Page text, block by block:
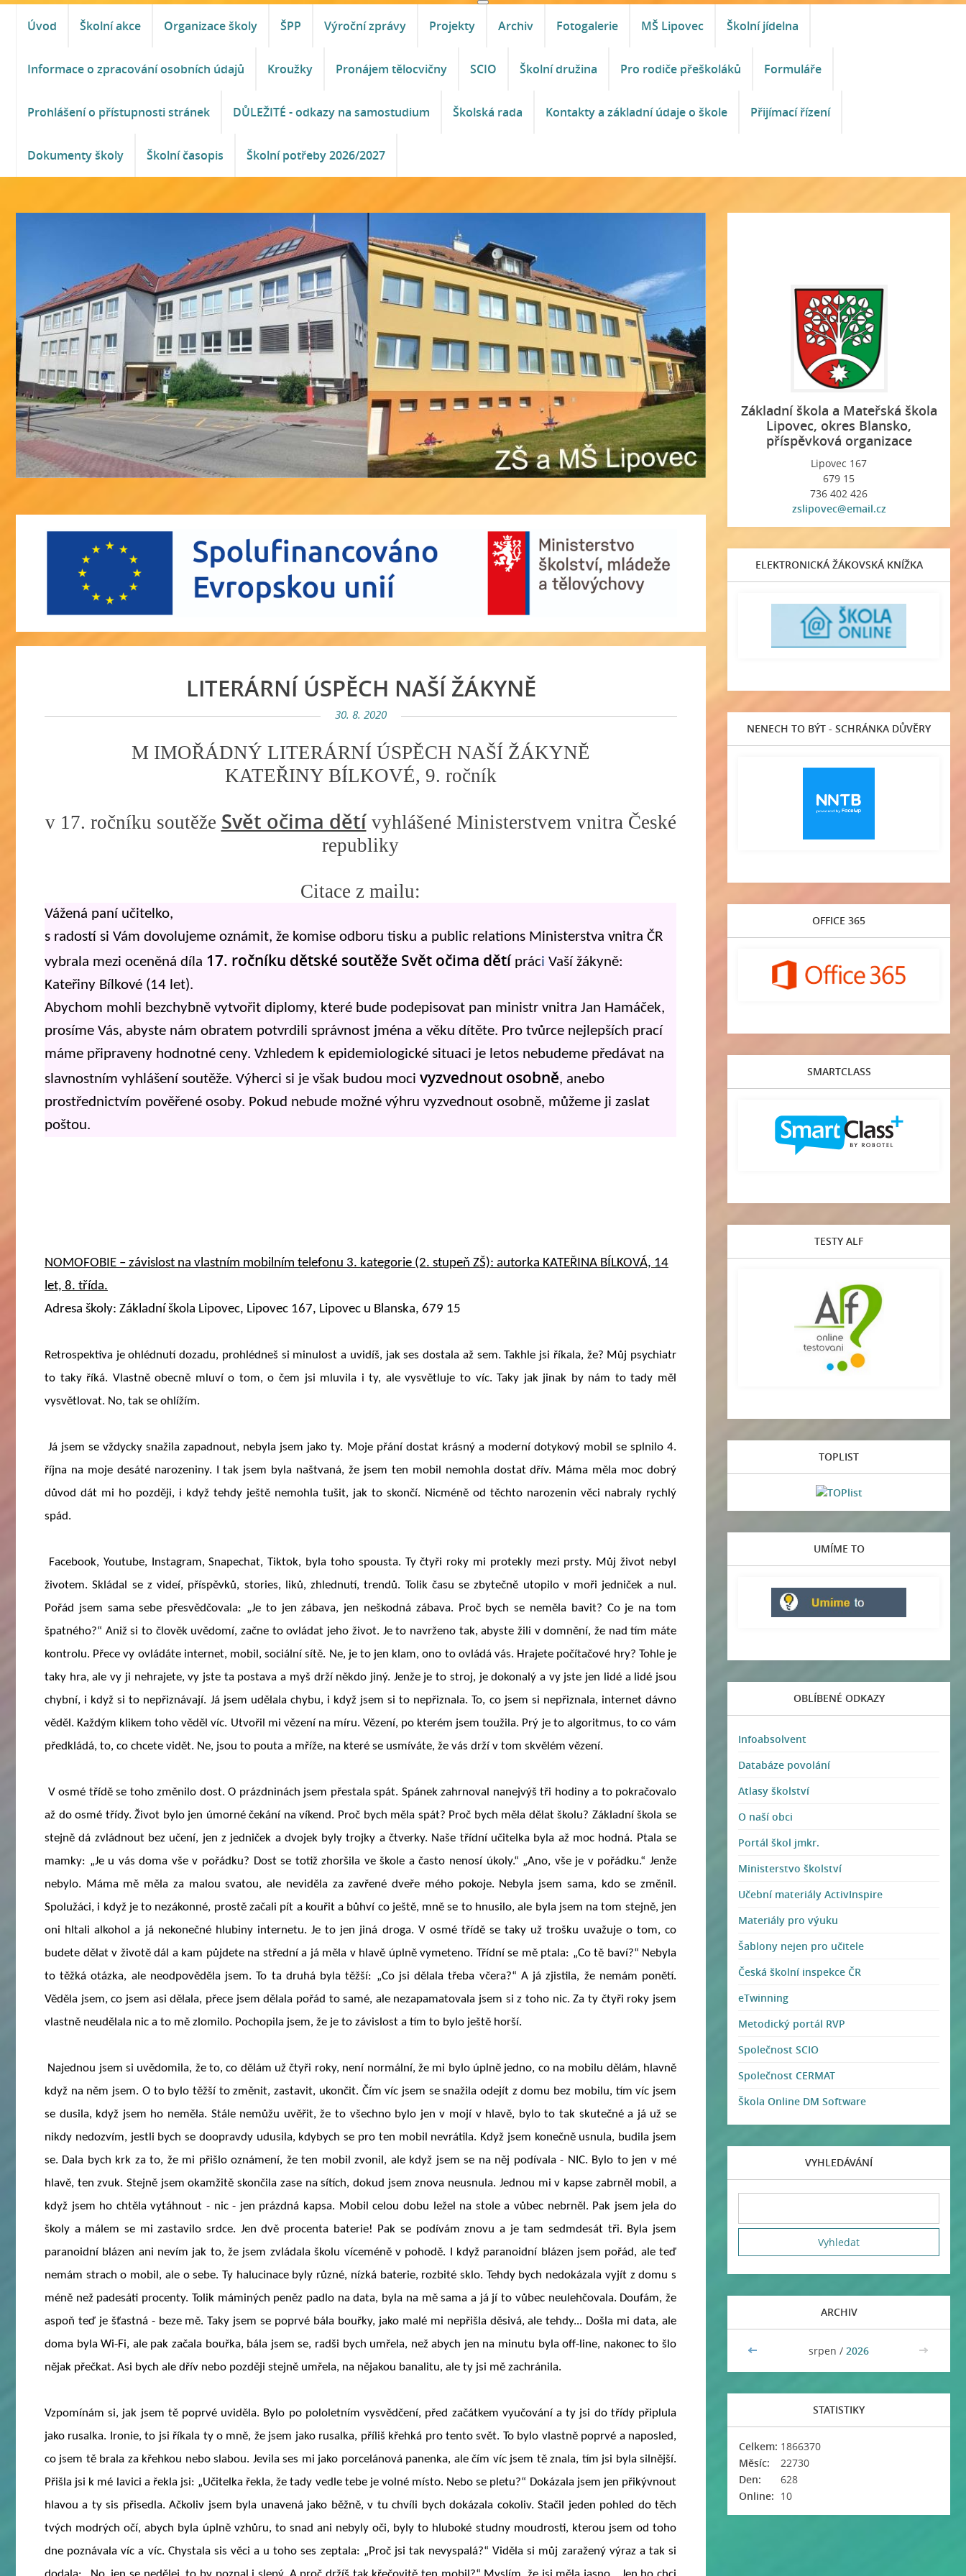
Úvod Školní akce Organizace školy ŠPP Výroční zprávy Projekty Archiv Fotogalerie MŠ Lipovec Školní jídelna
Informace o zpracování osobních údajů Kroužky Pronájem tělocvičny SCIO Školní družina Pro rodiče přeškoláků Formuláře
Prohlášení o přístupnosti stránek DŮLEŽITÉ - odkazy na samostudium Školská rada Kontakty a základní údaje o škole Přijímací řízení
Dokumenty školy Školní časopis Školní potřeby 2026/2027
LITERÁRNÍ ÚSPĚCH NAŠÍ ŽÁKYNĚ
30. 8. 2020
M IMOŘÁDNÝ LITERÁRNÍ ÚSPĚCH NAŠÍ ŽÁKYNĚ
KATEŘINY BÍLKOVÉ, 9. ročník
v 17. ročníku soutěže Svět očima dětívyhlášené Ministerstvem vnitra České
republiky
Citace z mailu:
Vážená paní učitelko,
s radostí si Vám dovolujeme oznámit, že komise odboru tisku a public relations Ministerstva vnitra ČR
vybrala mezi oceněná díla 17. ročníku dětské soutěže Svět očima dětí práci Vaší žákyně:
Kateřiny Bílkové (14 let).
Abychom mohli bezchybně vytvořit diplomy, které bude podepisovat pan ministr vnitra Jan Hamáček,
prosíme Vás, abyste nám obratem potvrdili správnost jména a věku dítěte. Pro tvůrce nejlepších prací
máme připraveny hodnotné ceny. Vzhledem k epidemiologické situaci je letos nebudeme předávat na
slavnostním vyhlášení soutěže. Výherci si je však budou moci vyzvednout osobně, anebo
prostřednictvím pověřené osoby. Pokud nebude možné výhru vyzvednout osobně, můžeme ji zaslat
poštou.
NOMOFOBIE – závislost na vlastním mobilním telefonu 3. kategorie (2. stupeň ZŠ): autorka KATEŘINA BÍLKOVÁ, 14
let, 8. třída.
Adresa školy: Základní škola Lipovec, Lipovec 167, Lipovec u Blanska, 679 15
Retrospektiva je ohlédnutí dozadu, prohlédneš si minulost a uvidíš, jak ses dostala až sem. Takhle jsi říkala, že? Můj psychiatr
to taky říká. Vlastně obecně mluví o tom, o čem jsi mluvila i ty, ale vysvětluje to víc. Taky jak jinak by nám to tady měl
vysvětlovat. No, tak se ohlížím.
Já jsem se vždycky snažila zapadnout, nebyla jsem jako ty. Moje přání dostat krásný a moderní dotykový mobil se splnilo 4.
října na moje desáté narozeniny. I tak jsem byla naštvaná, že jsem ten mobil nemohla dostat dřív. Máma měla moc dobrý
důvod dát mi ho později, i když tehdy ještě nemohla tušit, jak to skončí. Nicméně od těchto narozenin věci nabraly rychlý
spád.
Facebook, Youtube, Instagram, Snapechat, Tiktok, byla toho spousta. Ty čtyři roky mi protekly mezi prsty. Můj život nebyl
životem. Skládal se z videí, příspěvků, stories, liků, zhlednutí, trendů. Tolik času se zbytečně utopilo v moři jedniček a nul.
Pořád jsem sama sebe přesvědčovala: „Je to jen zábava, jen neškodná zábava. Proč bych se neměla bavit? Co je na tom
špatného?“ Aniž si to člověk uvědomí, začne to ovládat jeho život. Je to navrženo tak, abyste žili v domnění, že nad tím máte
kontrolu. Přece vy ovládáte internet, mobil, sociální sítě. Ne, je to jen klam, ono to ovládá vás. Hrajete počítačové hry? Tohle je
taky hra, ale vy ji nehrajete, vy jste ta postava a myš drží někdo jiný. Jenže je to stroj, je dokonalý a vy jste jen lidé a lidé jsou
chybní, i když si to nepřiznávají. Já jsem udělala chybu, i když jsem si to nepřiznala. To, co jsem si nepřiznala, internet dávno
věděl. Každým klikem toho věděl víc. Utvořil mi vězení na míru. Vězení, po kterém jsem toužila. Prý je to algoritmus, to co vám
předkládá, to, co chcete vidět. Ne, jsou to pouta a mříže, na které se usmíváte, že vás drží v tom skvělém vězení.
V osmé třídě se toho změnilo dost. O prázdninách jsem přestala spát. Spánek zahrnoval nanejvýš tři hodiny a to pokračovalo
až do osmé třídy. Život bylo jen úmorné čekání na víkend. Proč bych měla spát? Proč bych měla dělat školu? Základní škola se
stejně dá zvládnout bez učení, jen z jedniček a dvojek byly trojky a čtverky. Naše třídní učitelka byla až moc hodná. Ptala se
mamky: „Je u vás doma vše v pořádku? Dost se totiž zhoršila ve škole a často nenosí úkoly.“ „Ano, vše je v pořádku.“ Jenže
nebylo. Máma mě měla za malou svatou, ale neviděla za zavřené dveře mého pokoje. Nebyla jsem sama, kdo se změnil.
Spolužáci, i když je to nezákonné, prostě začali pít a kouřit a bůhví co ještě, mně se to hnusilo, ale byla jsem na tom stejně, jen
oni hltali alkohol a já nekonečné hlubiny internetu. Je to jen jiná droga. V osmé třídě se taky už trošku uvažuje o tom, co
budete dělat v životě dál a kam půjdete na střední a já měla v hlavě úplně vymeteno. Třídní se mě ptala: „Co tě baví?“ Nebyla
to těžká otázka, ale neodpověděla jsem. To ta druhá byla těžší: „Co jsi dělala třeba včera?“ A já zjistila, že nemám ponětí.
Věděla jsem, co jsem asi dělala, přece jsem dělala pořád to samé, ale nezapamatovala jsem si z toho nic. Za ty čtyři roky jsem
vlastně neudělala nic a to mě zlomilo. Pochopila jsem, že je to závislost a tím to bylo ještě horší.
Najednou jsem si uvědomila, že to, co dělám už čtyři roky, není normální, že mi bylo úplně jedno, co na mobilu dělám, hlavně
když na něm jsem. O to bylo těžší to změnit, zastavit, ukončit. Čím víc jsem se snažila odejít z domu bez mobilu, tím víc jsem
se dusila, když jsem ho neměla. Stále nemůžu uvěřit, že to všechno bylo jen v mojí v hlavě, bylo to tak skutečné a já už se
nikdy nedozvím, jestli bych se doopravdy udusila, kdybych se pro ten mobil nevrátila. Když jsem konečně usnula, budila jsem
se. Dala bych krk za to, že mi přišlo oznámení, že ten mobil zvonil, ale když jsem se na něj podívala - NIC. Bylo to jen v mé
hlavě, ten zvuk. Stejně jsem okamžitě skončila zase na sítích, dokud jsem znova neusnula. Jednou mi v kapse zabrněl mobil, a
když jsem ho chtěla vytáhnout - nic - jen prázdná kapsa. Mobil celou dobu ležel na stole a vůbec nebrněl. Pak jsem jela do
školy a málem se mi zastavilo srdce. Jen dvě procenta baterie! Pak se podívám znovu a je tam sedmdesát tři. Byla jsem
paranoidní blázen ani nevím jak to, že jsem zvládala školu víceméně v pohodě. I když paranoidní blázen jsem pořád, ale teď
nemám strach o mobil, ale o sebe. Ty halucinace byly různé, nízká baterie, rozbité sklo. Tehdy bych nedokázala vyjít z domu s
méně než padesáti procenty. Tolik máminých peněz padlo na data, byla na mě sama a já jí to vůbec neulehčovala. Doufám, že
aspoň teď je šťastná - beze mě. Taky jsem se poprvé bála bouřky, jako malé mi nepřišla děsivá, ale tehdy... Došla mi data, ale
doma byla Wi-Fi, ale pak začala bouřka, bála jsem se, radši bych umřela, než abych jen na minutu byla off-line, nakonec to šlo
nějak přečkat. Asi bych ale dřív nebo později stejně umřela, na nějakou banalitu, ale ty jsi mě zachránila.
Vzpomínám si, jak jsem tě poprvé uviděla. Bylo po pololetním vysvědčení, před začátkem vyučování a ty jsi do třídy připlula
jako rusalka. Ironie, to jsi říkala ty o mně, že jsem jako rusalka, příliš křehká pro tento svět. To bylo vlastně poprvé a naposled,
co jsem tě brala za křehkou nebo slabou. Jevila ses mi jako porcelánová panenka, ale čím víc jsem tě znala, tím jsi byla silnější.
Přišla jsi k mé lavici a řekla jsi: „Učitelka řekla, že tady vedle tebe je volné místo. Nebo se pletu?“ Dokázala jsem jen přikývnout
hlavou a ty sis přisedla. Ačkoliv jsem byla unavená jako běžně, v tu chvíli bych dokázala cokoliv. Stačil jeden pohled do těch
tvých modrých očí, abych byla úplně vzhůru, to snad ani nebyly oči, byly to hluboké studny moudrosti, kterou jsem od toho
dne poznávala víc a víc. Chystala sis věci a u toho ses zeptala: „Proč jsi tak nevyspalá?“ Viděla si můj zaražený výraz a tak si
Základní škola a Mateřská škola
Lipovec, okres Blansko,
příspěvková organizace
Lipovec 167
679 15
736 402 426
zslipovec@email.cz
ELEKTRONICKÁ ŽÁKOVSKÁ KNÍŽKA
NENECH TO BÝT - SCHRÁNKA DŮVĚRY
OFFICE 365
SMARTCLASS
TESTY ALF
TOPLIST
UMÍME TO
OBLÍBENÉ ODKAZY
Infoabsolvent
Databáze povolání
Atlasy školství
O naší obci
Portál škol jmkr.
Ministerstvo školství
Učební materiály ActivInspire
Materiály pro výuku
Šablony nejen pro učitele
Česká školní inspekce ČR
eTwinning
Metodický portál RVP
Společnost SCIO
Společnost CERMAT
Škola Online DM Software
VYHLEDÁVÁNÍ
ARCHIV
<< srpen / 2026 >>
STATISTIKY
Online: 10
Celkem: 1866370
Měsíc:
22730
Den:
628